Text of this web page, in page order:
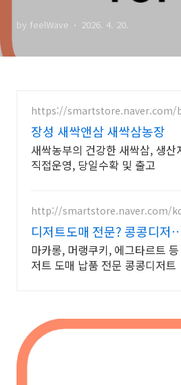
by feelWave 2026. 4. 20.
https://smartstore.naver.com/
장성 새싹앤삼 새싹삼농장
새싹농부의 건강한 새싹삼, 생산
직접운영, 당일수확 및 출고
http://smartstore.naver.com/
디저트도매 전문? 콩콩디저
대량 주문 및 도매 납품
마카롱, 머랭쿠키, 에그타르트 등
저트 도매 납품 전문 콩콩디저트